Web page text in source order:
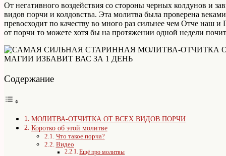
От негативного воздействия со стороны черных колдунов и
видов порчи и колдовства. Эта молитва была проверена
превосходит по качеству во много раз сильнее чем Отче наш
от порчи то можете хотя бы на протяжении одной недели
Содержание
МОЛИТВА-ОТЧИТКА ОТ ВСЕХ ВИДОВ ПОРЧИ
Коротко об этой молитве
Что такое порча?
Видео
Ещё про молитвы